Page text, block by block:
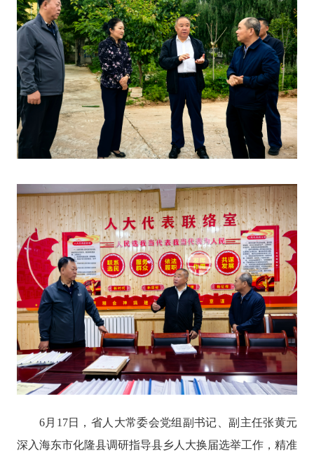
6月17日
，省人大常委会党组副书记、副主任张黄元
深入海东市化隆县调研指导县乡人大换届选举工作，精准